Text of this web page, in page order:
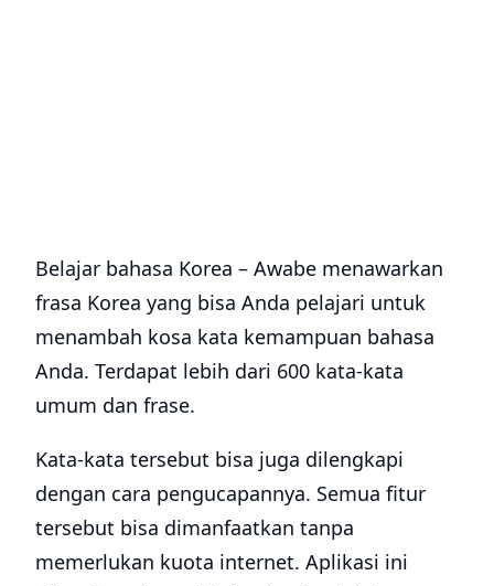
Belajar bahasa Korea – Awabe menawarkan
frasa Korea yang bisa Anda pelajari untuk
menambah kosa kata kemampuan bahasa
Anda. Terdapat lebih dari 600 kata-kata
umum dan frase.
Kata-kata tersebut bisa juga dilengkapi
dengan cara pengucapannya. Semua fitur
tersebut bisa dimanfaatkan tanpa
memerlukan kuota internet. Aplikasi ini